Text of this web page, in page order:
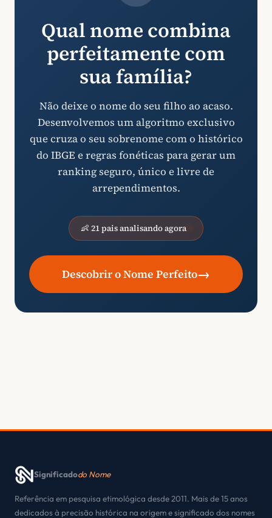
Qual nome combina
perfeitamente com
sua família?
Não deixe o nome do seu filho ao acaso.
Desenvolvemos um algoritmo exclusivo
que cruza o seu sobrenome com o histórico
do IBGE e regras fonéticas para gerar um
ranking seguro, único e livre de
arrependimentos.
👶 21 pais analisando agora
Descobrir o Nome Perfeito→
Significadodo Nome
Referência em pesquisa etimológica desde 2011. Mais de 15 anos
dedicados à precisão histórica na origem e significado dos nomes